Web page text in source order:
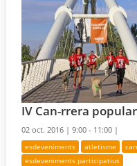
IV Can-rrera
02 oct. 2016 |9:00 - 11:00 |
esdeveniments atletisme
esdeveniments participatius